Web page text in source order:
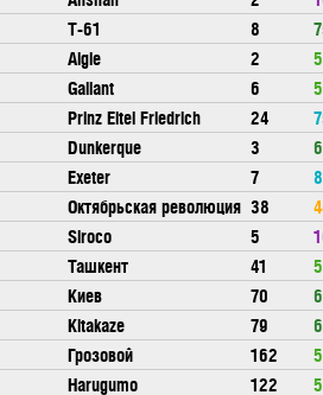
T-61 8
Aigle 2
Gallant 6
Prinz Eitel Friedrich 24
Dunkerque 3
Exeter 7
Октябрьская революция 38
Siroco 5
Ташкент 41
Киев 70
Kitakaze 79
Грозовой 162
Harugumo 122